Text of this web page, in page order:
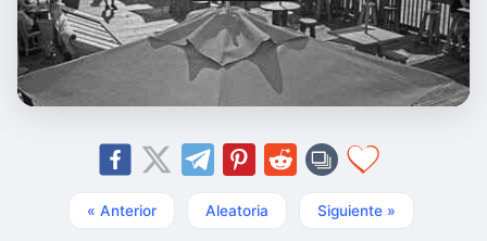
« Anterior Aleatoria Siguiente »